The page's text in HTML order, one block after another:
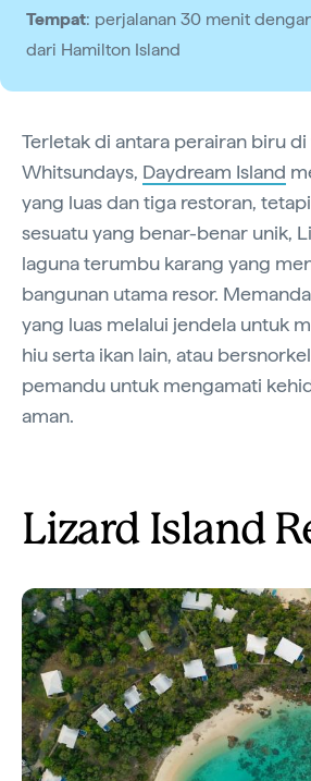
Tempat: perjalanan 30 menit
dari Hamilton Island
Terletak di antara perairan biru
Whitsundays, Daydream Island
yang luas dan tiga restoran,
sesuatu yang benar-benar unik,
laguna terumbu karang yang
bangunan utama resor.
yang luas melalui jendela untuk
hiu serta ikan lain, atau
pemandu untuk mengamati
aman.
Lizard Island